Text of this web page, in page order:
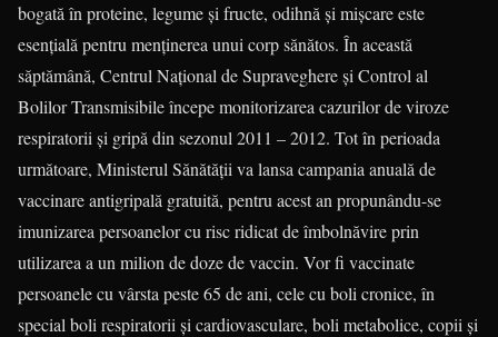
bogată în proteine, legume și fructe, odihnă și mișcare este
esențială pentru menținerea unui corp sănătos. În această
săptămână, Centrul Național de Supraveghere și Control al
Bolilor Transmisibile începe monitorizarea cazurilor de viroze
respiratorii și gripă din sezonul 2011 – 2012. Tot în perioada
următoare, Ministerul Sănătății va lansa campania anuală de
vaccinare antigripală gratuită, pentru acest an propunându-se
imunizarea persoanelor cu risc ridicat de îmbolnăvire prin
utilizarea a un milion de doze de vaccin. Vor fi vaccinate
persoanele cu vârsta peste 65 de ani, cele cu boli cronice, în
special boli respiratorii și cardiovasculare, boli metabolice, copii și